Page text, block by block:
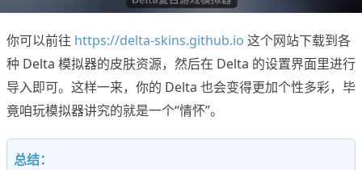
你可以前往 https://delta-skins.github.io 这个网站下载到各
种 Delta 模拟器的皮肤资源，然后在 Delta 的设置界面里进行
导入即可。这样一来，你的 Delta 也会变得更加个性多彩，毕
竟咱玩模拟器讲究的就是一个“情怀”。
总结：